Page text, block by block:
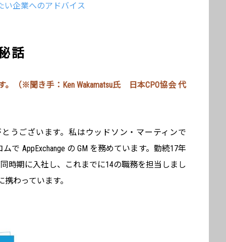
い企業へのアドバイス
話
（※聞き手：Ken Wakamatsu氏 日本CPO協会 代
うございます。私はウッドソン・マーティンで
で AppExchange の GM を務めています。勤続17年
同時期に入社し、これまでに14の職務を担当しまし
携わっています。